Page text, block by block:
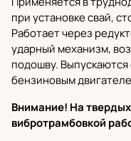
при установке свай,
Работает через
ударный механизм,
подошву.
бензиновым
Внимание! На
вибротрамбовкой